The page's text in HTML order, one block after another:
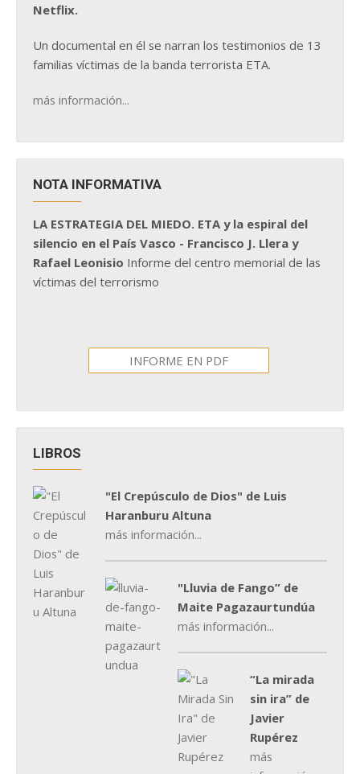
Netflix.
Un documental en él se narran los testimonios de 13
familias víctimas de la banda terrorista ETA.
más información...
NOTA INFORMATIVA
LA ESTRATEGIA DEL MIEDO. ETA y la espiral del
silencio en el País Vasco - Francisco J. Llera y
Rafael Leonisio Informe del centro memorial de las
víctimas del terrorismo
INFORME EN PDF
LIBROS
"El Crepúsculo de Dios" de Luis
Haranburu Altuna
más información...
"Lluvia de Fango” de
Maite Pagazaurtundúa
más información...
“La mirada
sin ira” de
Javier
Rupérez
más